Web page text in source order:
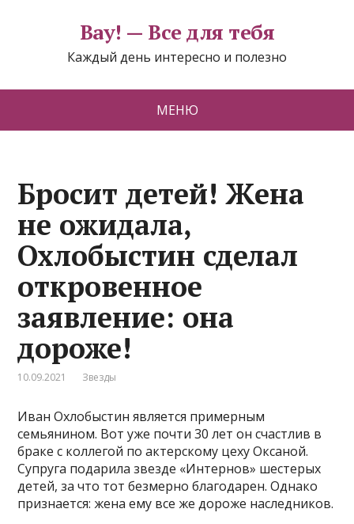
Вау! — Все для тебя
Каждый день интересно и полезно
МЕНЮ
Бросит детей! Жена
не ожидала,
Охлобыстин сделал
откровенное
заявление: она
дороже!
10.09.2021 Звезды
Иван Охлобыстин является примерным
семьянином. Вот уже почти 30 лет он счастлив в
браке с коллегой по актерскому цеху Оксаной.
Супруга подарила звезде «Интернов» шестерых
детей, за что тот безмерно благодарен. Однако
признается: жена ему все же дороже наследников.